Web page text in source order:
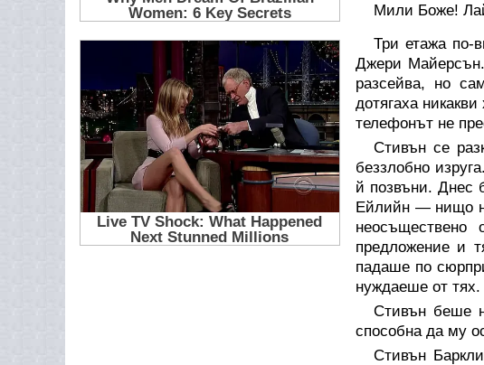
Мили Боже!
Три етажа по-
Джери Майерсън.
разсейва, но
дотягаха
телефонът не
Стивън се
беззлобно
й позвъни. Днес
Ейлийн — нищо
предложение и
падаше по
нуждаеше от тях.
Стивън беше
способна да му
Стивън